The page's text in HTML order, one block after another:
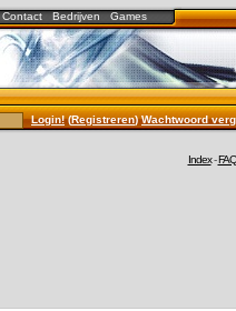
Contact Bedrijven Games
Login!(Registreren)Wachtwoord
Index-FAQ